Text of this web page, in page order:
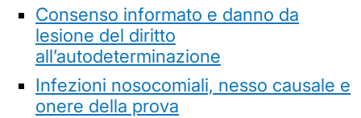
Consenso informato e danno da
lesione del diritto
all’autodeterminazione
Infezioni nosocomiali, nesso causale e
onere della prova